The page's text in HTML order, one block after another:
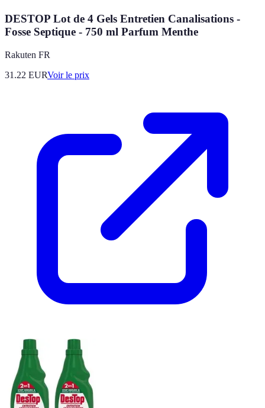
DESTOP Lot de 4 Gels Entretien Canalisations -
Fosse Septique - 750 ml Parfum Menthe
Rakuten FR
31.22 EURVoir le prix